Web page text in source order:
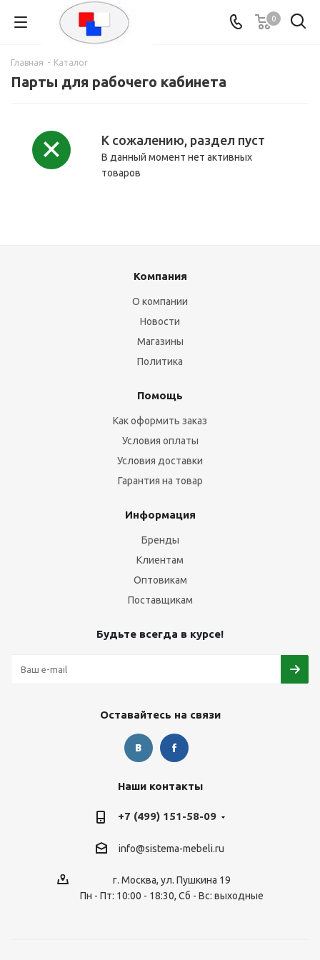
0
Главная - Каталог
Парты для рабочего кабинета
К сожалению, раздел пуст
В данный момент нет активных
товаров
Компания
О компании
Новости
Магазины
Политика
Помощь
Как оформить заказ
Условия оплаты
Условия доставки
Гарантия на товар
Информация
Бренды
Клиентам
Оптовикам
Поставщикам
Будьте всегда в курсе!
Оставайтесь на связи
Наши контакты
+7 (499) 151-58-09
info@sistema-mebeli.ru
г. Москва, ул. Пушкина 19
Пн - Пт: 10:00 - 18:30, Сб - Вс: выходные